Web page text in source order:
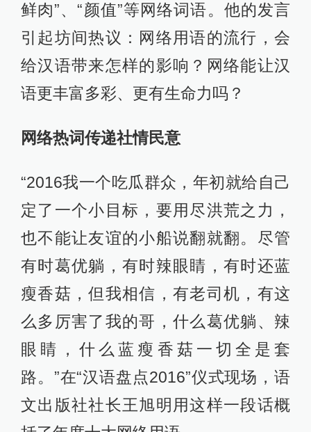
鲜肉”、“颜值”等网络词语。他的发言
引起坊间热议：网络用语的流行，会
给汉语带来怎样的影响？网络能让汉
语更丰富多彩、更有生命力吗？
网络热词传递社情民意
“2016我一个吃瓜群众，年初就给自己
定了一个小目标，要用尽洪荒之力，
也不能让友谊的小船说翻就翻。尽管
有时葛优躺，有时辣眼睛，有时还蓝
瘦香菇，但我相信，有老司机，有这
么多厉害了我的哥，什么葛优躺、辣
眼睛，什么蓝瘦香菇一切全是套
路。”在“汉语盘点2016”仪式现场，语
文出版社社长王旭明用这样一段话概